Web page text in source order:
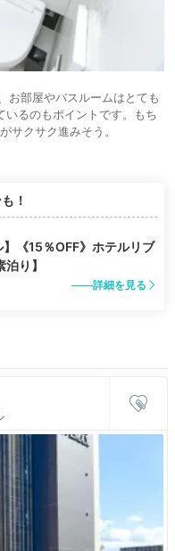
お部屋やバスルームはとても
るのもポイントです。もち
サクサク進みそう。
！
】《15％OFF》ホテルリブ
り】
詳細を見る